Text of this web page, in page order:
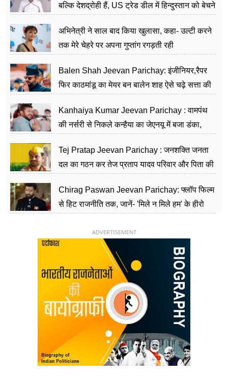
बल्कि देशद्रोही हैं, US ट्रेड डील में हिन्दुस्तान को बेचने
अभिनेत्री ने साल बाद किया खुलासा, कहा- उल्टी करने
तक मेरे चेहरे पर अपना गुप्तांग रगड़ती रही
Balen Shah Jeevan Parichay: इंजीनियर,रैपर
फिर काठमांडू का मेयर बन बालेन शाह ऐसे चढ़े सत्ता की
Kanhaiya Kumar Jeevan Parichay : वामपंथ
की नर्सरी से निकले कन्हैया का जेएनयू में बजा डंका,
Tej Pratap Jeevan Parichay : जनशक्ति जनता
दल का गठन कर तेज प्रताप यादव परिवार और पिता की
Chirag Paswan Jeevan Parichay: फ्लॉप फिल्म
से हिट राजनीति तक, जानें- 'मिले न मिले हम' के हीरो
ADVERTISEMENT